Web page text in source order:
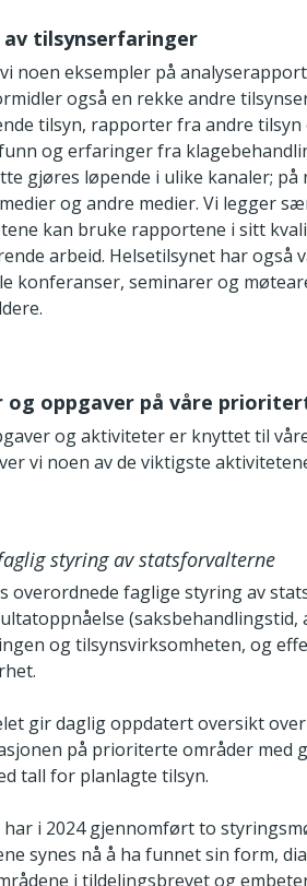
av tilsynserfaringer
noen eksempler på
også en rekke andre
tilsyn, rapporter fra andre
og erfaringer fra
gjøres løpende i ulike kanaler;
og andre medier. Vi legger
kan bruke rapportene i sitt
arbeid. Helsetilsynet har
konferanser, seminarer og
oppgaver på våre
og aktiviteter er knyttet til
vi noen av de viktigste
styring av statsforvalterne
overordnede faglige styring av
(saksbehandlingstid,
og tilsynsvirksomheten, og
gir daglig oppdatert oversikt
på prioriterte områder med
tall for planlagte tilsyn.
har i 2024 gjennomført to
synes nå å ha funnet sin form,
i tildelingsbrevet og